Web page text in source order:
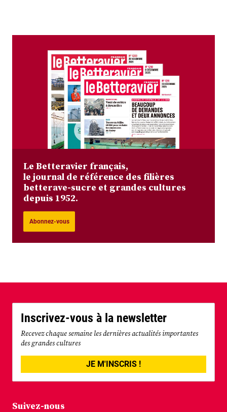
Le Betteravier français,
le journal de référence des filières
betterave-sucre et grandes cultures
depuis 1952.
Abonnez-vous
Inscrivez-vous à la newsletter
Recevez chaque semaine les dernières actualités importantes
des grandes cultures
JE M'INSCRIS !
Suivez-nous